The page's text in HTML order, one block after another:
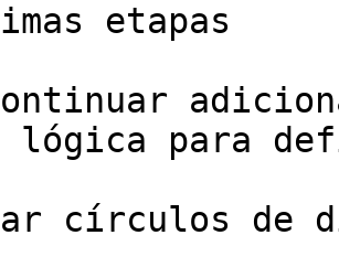
etapas
lógica para
círculos de